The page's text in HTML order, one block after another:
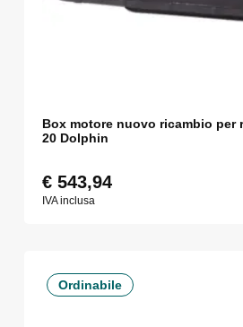
Box motore nuovo ricambio per
20 Dolphin
€543,94
IVA inclusa
Ordinabile